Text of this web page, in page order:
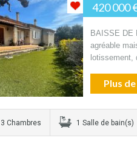
420 000
BAISSE DE
agréable
Plus
3 Chambres 1 Salle de bain(s)